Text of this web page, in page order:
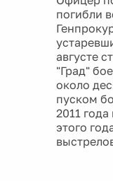
погибли
августе
"Град"
около
пуском
2011
этого